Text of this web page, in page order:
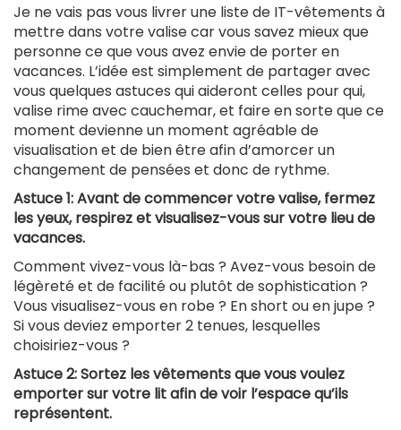
Je ne vais pas vous livrer une liste de IT-vêtements à
mettre dans votre valise car vous savez mieux que
personne ce que vous avez envie de porter en
vacances. L’idée est simplement de partager avec
vous quelques astuces qui aideront celles pour qui,
valise rime avec cauchemar, et faire en sorte que ce
moment devienne un moment agréable de
visualisation et de bien être afin d’amorcer un
changement de pensées et donc de rythme.
Astuce 1: Avant de commencer votre valise, fermez
les yeux, respirez et visualisez-vous sur votre lieu de
vacances.
Comment vivez-vous là-bas ? Avez-vous besoin de
légèreté et de facilité ou plutôt de sophistication ?
Vous visualisez-vous en robe ? En short ou en jupe ?
Si vous deviez emporter 2 tenues, lesquelles
choisiriez-vous ?
Astuce 2: Sortez les vêtements que vous voulez
emporter sur votre lit afin de voir l’espace qu’ils
représentent.